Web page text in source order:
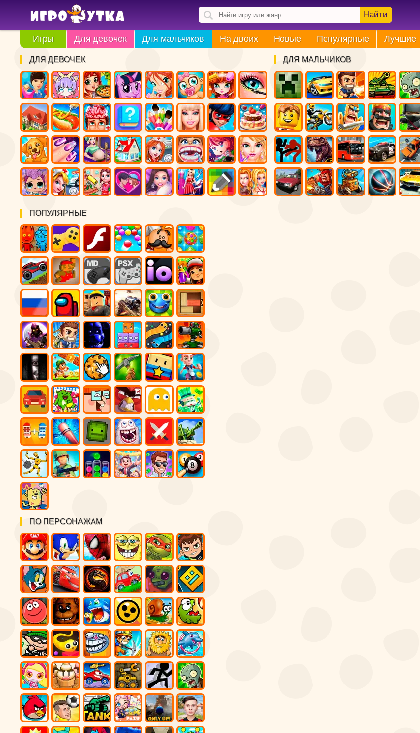
Найти
Игры Для девочек Для мальчиков На двоих Новые Популярные Лучшие
ДЛЯ МАЛЬЧИКОВ
ДЛЯ ДЕВОЧЕК
ПОПУЛЯРНЫЕ
ПО ПЕРСОНАЖАМ